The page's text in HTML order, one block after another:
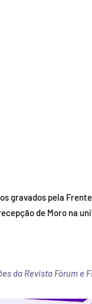
gravados pela
de Moro na
da Revista Fórum e